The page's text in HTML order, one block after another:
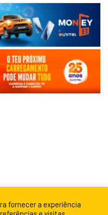
fornecer a experiência